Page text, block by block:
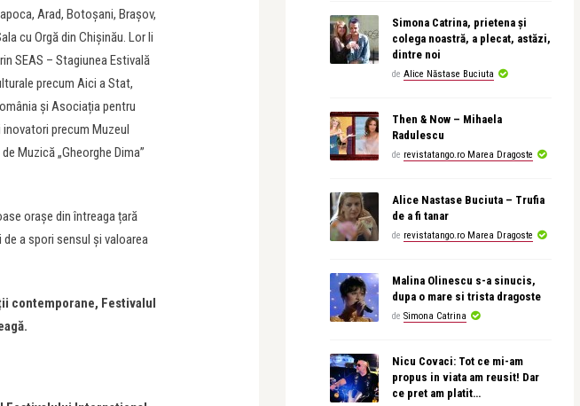
Arad, Botoșani, Brașov,
cu Orgă din Chișinău. Lor li
SEAS – Stagiunea Estivală
precum Aici a Stat,
și Asociația pentru
precum Muzeul
Muzică „Gheorghe Dima”
orașe din întreaga țară
a spori sensul și valoarea
contemporane, Festivalul
Simona Catrina, prietena și
colega noastră, a plecat, astăzi,
dintre noi
de Alice Năstase Buciuta
Then & Now – Mihaela
Radulescu
de revistatango.ro Marea Dragoste
Alice Nastase Buciuta – Trufia
de a fi tanar
de revistatango.ro Marea Dragoste
Malina Olinescu s-a sinucis,
dupa o mare si trista dragoste
de Simona Catrina
Nicu Covaci: Tot ce mi-am
propus in viata am reusit! Dar
ce pret am platit…